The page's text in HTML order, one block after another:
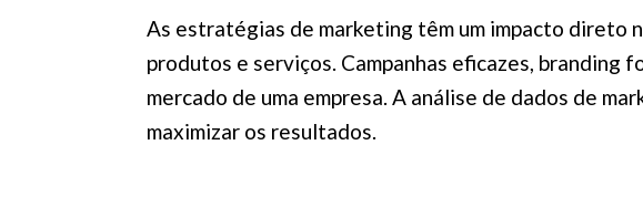
As estratégias de marketing têm um impacto direto
produtos e serviços. Campanhas eficazes, branding
mercado de uma empresa. A análise de dados de
maximizar os resultados.